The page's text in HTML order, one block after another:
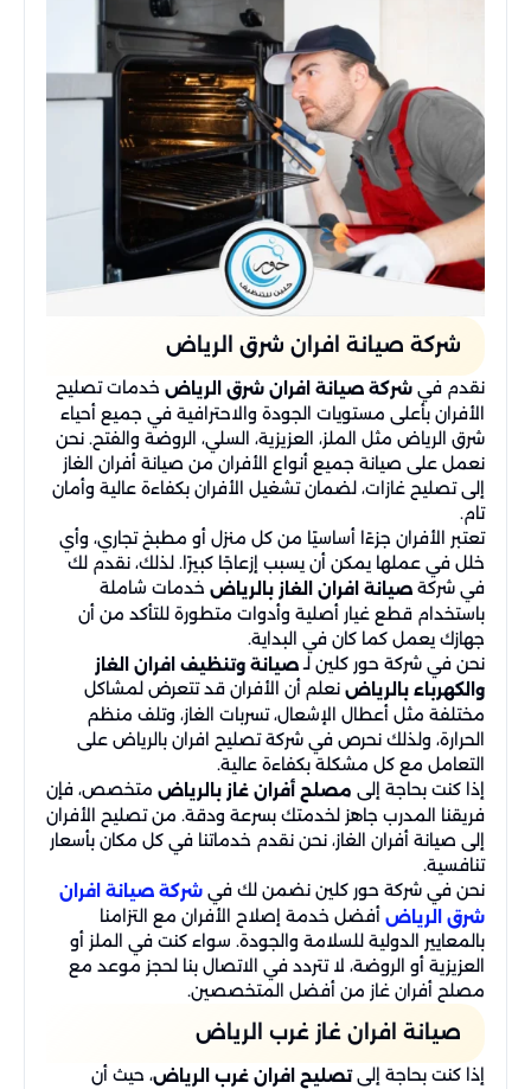
شركة صيانة افران شرق الرياض
نقدم في شركة صيانة افران شرق الرياض خدمات تصليح
الأفران بأعلى مستويات الجودة والاحترافية في جميع أحياء
شرق الرياض مثل الملز، العزيزية، السلي، الروضة والفتح. نحن
نعمل على صيانة جميع أنواع الأفران من صيانة أفران الغاز
إلى تصليح غازات، لضمان تشغيل الأفران بكفاءة عالية وأمان
تام.
تعتبر الأفران جزءًا أساسيًا من كل منزل أو مطبخ تجاري، وأي
خلل في عملها يمكن أن يسبب إزعاجًا كبيرًا. لذلك، نقدم لك
في شركة صيانة افران الغاز بالرياض خدمات شاملة
باستخدام قطع غيار أصلية وأدوات متطورة للتأكد من أن
جهازك يعمل كما كان في البداية.
نحن في شركة حور كلين لـصيانة وتنظيف افران الغاز
والكهرباء بالرياض نعلم أن الأفران قد تتعرض لمشاكل
مختلفة مثل أعطال الإشعال، تسربات الغاز، وتلف منظم
الحرارة، ولذلك نحرص في شركة تصليح افران بالرياض على
التعامل مع كل مشكلة بكفاءة عالية.
إذا كنت بحاجة إلى مصلح أفران غاز بالرياض متخصص، فإن
فريقنا المدرب جاهز لخدمتك بسرعة ودقة. من تصليح الأفران
إلى صيانة أفران الغاز، نحن نقدم خدماتنا في كل مكان بأسعار
تنافسية.
نحن في شركة حور كلين نضمن لك في شركة صيانة افران
شرق الرياض أفضل خدمة إصلاح الأفران مع التزامنا
بالمعايير الدولية للسلامة والجودة. سواء كنت في الملز أو
العزيزية أو الروضة، لا تتردد في الاتصال بنا لحجز موعد مع
مصلح أفران غاز من أفضل المتخصصين.
صيانة افران غاز غرب الرياض
إذا كنت بحاجة إلىتصليح افران غرب الرياض، حيث أن